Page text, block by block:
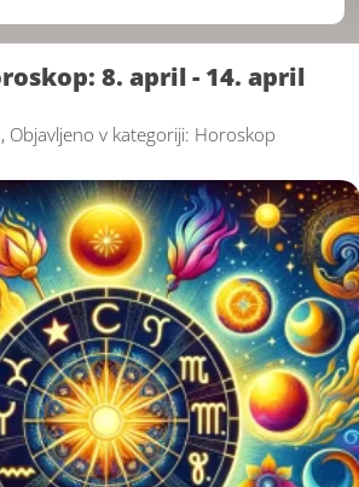
8. april - 14. april
v kategoriji: Horoskop